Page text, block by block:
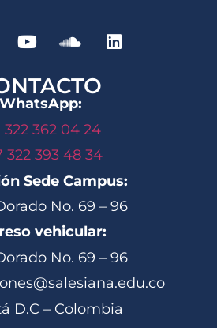
WhatsApp:
322 362 04 24
322 393 48 34
Sede Campus:
No. 69 – 96
vehicular:
No. 69 – 96
D.C – Colombia